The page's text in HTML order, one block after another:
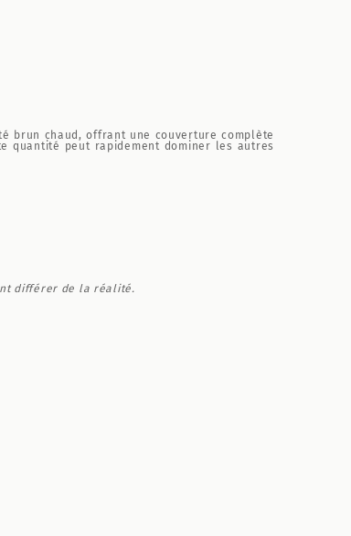
brun chaud, offrant une couverture complète
quantité peut rapidement dominer les autres
différer de la réalité.